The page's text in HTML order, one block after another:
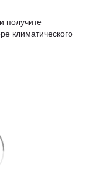
и получите
климатического